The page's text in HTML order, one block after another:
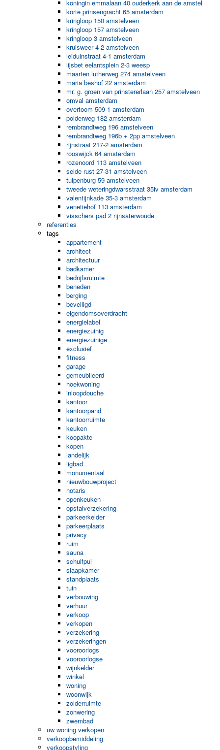
koningin emmalaan 40 ouderkerk aan de amstel
korte prinsengracht 65 amsterdam
kringloop 150 amstelveen
kringloop 157 amstelveen
kringloop 3 amstelveen
kruisweer 4-2 amstelveen
leiduinstraat 4-1 amsterdam
lijsbet eelantsplein 2-3 weesp
maarten lutherweg 274 amstelveen
maria beshof 22 amsterdam
mr. g. groen van prinstererlaan 257 amstelveen
omval amsterdam
overtoom 509-1 amsterdam
polderweg 182 amsterdam
rembrandtweg 196 amstelveen
rembrandtweg 196b + 2pp amstelveen
rijnstraat 217-2 amsterdam
rooswijck 64 amsterdam
rozenoord 113 amstelveen
selde rust 27-31 amstelveen
tulpenburg 59 amstelveen
tweede weteringdwarsstraat 35iv amsterdam
valentijnkade 35-3 amsterdam
venetiehof 113 amsterdam
visschers pad 2 rijnsaterwoude
referenties
tags
appartement
architect
architectuur
badkamer
bedrijfsruimte
beneden
berging
beveiligd
eigendomsoverdracht
energielabel
energiezuinig
energiezuinige
exclusief
fitness
garage
gemeubileerd
hoekwoning
inloopdouche
kantoor
kantoorpand
kantoorruimte
keuken
koopakte
kopen
landelijk
ligbad
monumentaal
nieuwbouwproject
notaris
openkeuken
opstalverzekering
parkeerkelder
parkeerplaats
privacy
ruim
sauna
schuifpui
slaapkamer
standplaats
tuin
verbouwing
verhuur
verkoop
verkopen
verzekering
verzekeringen
vooroorlogs
vooroorlogse
wijnkelder
winkel
woning
woonwijk
zolderruimte
zonwering
zwembad
uw woning verkopen
verkoopbemiddeling
verkoopstyling